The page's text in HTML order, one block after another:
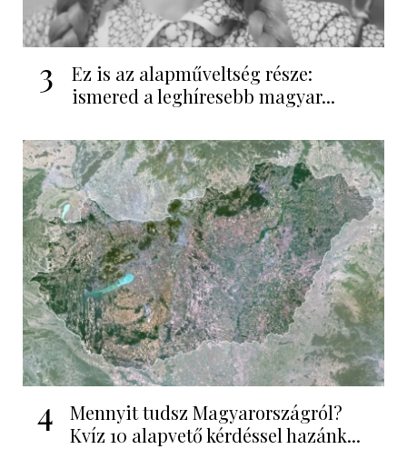
3
Ez is az alapműveltség része:
ismered a leghíresebb magyar...
4
Mennyit tudsz Magyarországról?
Kvíz 10 alapvető kérdéssel hazánk...